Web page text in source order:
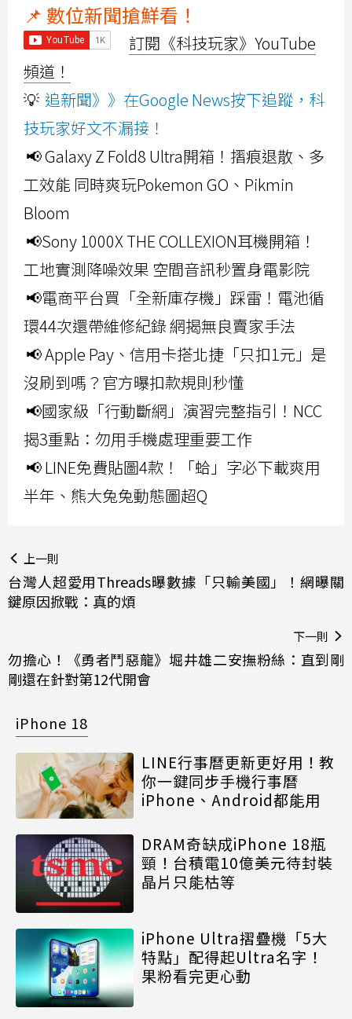
📌 數位新聞搶鮮看！
訂閱《科技玩家》YouTube
頻道！
💡 追新聞》》在Google News按下追蹤，科
技玩家好文不漏接！
📢 Galaxy Z Fold8 Ultra開箱！摺痕退散、多
工效能 同時爽玩Pokemon GO、Pikmin
Bloom
📢Sony 1000X THE COLLEXION耳機開箱！
工地實測降噪效果 空間音訊秒置身電影院
📢電商平台買「全新庫存機」踩雷！電池循
環44次還帶維修紀錄 網揭無良賣家手法
📢 Apple Pay、信用卡搭北捷「只扣1元」是
沒刷到嗎？官方曝扣款規則秒懂
📢國家級「行動斷網」演習完整指引！NCC
揭3重點：勿用手機處理重要工作
📢 LINE免費貼圖4款！「蛤」字必下載爽用
半年、熊大兔兔動態圖超Q
上一則
台灣人超愛用Threads曝數據「只輸美國」！網曝關
鍵原因掀戰：真的煩
下一則
勿擔心！《勇者鬥惡龍》堀井雄二安撫粉絲：直到剛
剛還在針對第12代開會
iPhone 18
LINE行事曆更新更好用！教
你一鍵同步手機行事曆
iPhone、Android都能用
DRAM奇缺成iPhone 18瓶
頸！台積電10億美元待封裝
晶片只能枯等
iPhone Ultra摺疊機「5大
特點」配得起Ultra名字！
果粉看完更心動